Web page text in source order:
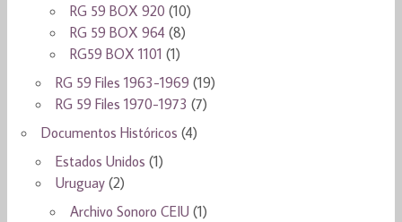
RG 59 BOX 920 (10)
RG 59 BOX 964 (8)
RG59 BOX 1101 (1)
RG 59 Files 1963-1969 (19)
RG 59 Files 1970-1973 (7)
Documentos Históricos (4)
Estados Unidos (1)
Uruguay (2)
Archivo Sonoro CEIU (1)